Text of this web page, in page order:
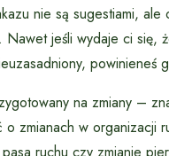
nie są sugestiami, ale
Nawet jeśli wydaje ci się,
powinieneś
na zmiany –
o zmianach w organizacji
ruchu czy zmianie